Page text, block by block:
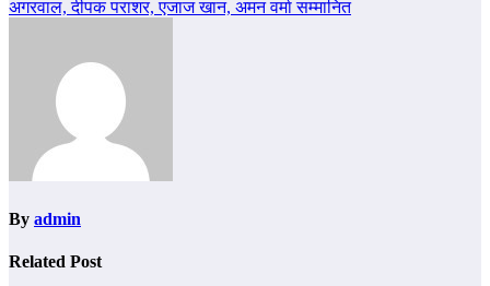
अगरवाल, दीपक पराशर, एजाज खान, अमन वर्मा सम्मानित
By admin
Related Post